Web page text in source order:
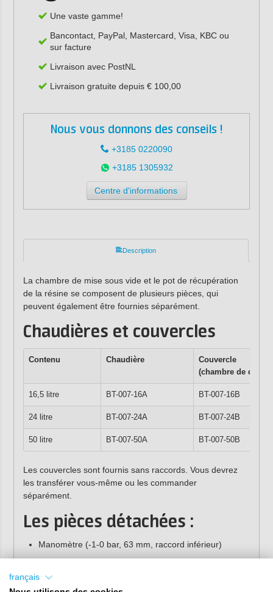
Une vaste gamme!
Bancontact, PayPal, Mastercard, Visa, KBC ou
sur facture
Livraison avec PostNL
Livraison gratuite depuis € 100,00
Nous vous donnons des conseils !
+3185 0220090
+3185 1305932
Centre d'informations
Description
La chambre de mise sous vide et le pot de récupération
de la résine se composent de plusieurs pièces, qui
peuvent également être fournies séparément.
Chaudières et couvercles
Contenu Chaudière
Couvercle
(chambre de
16,5 litre BT-007-16A BT-007-16B
24 litre BT-007-24A BT-007-24B
50 litre BT-007-50A BT-007-50B
Les couvercles sont fournis sans raccords. Vous devrez
les transférer vous-même ou les commander
séparément.
Les pièces détachées :
Manomètre (-1-0 bar, 63 mm, raccord inférieur)
vanne 3 voies et manomètre). Fourni avec un joint
français